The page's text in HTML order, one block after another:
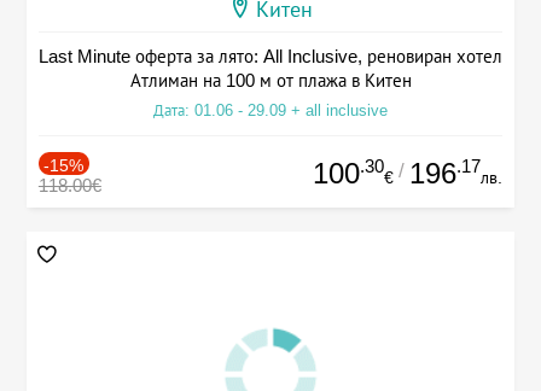
Китен
Last Minute оферта за лято: All Inclusive, реновиран хотел
Атлиман на 100 м от плажа в Китен
Дата: 01.06 - 29.09 + all inclusive
-15%
118.00€ 100.30
€ / 196.17
лв.